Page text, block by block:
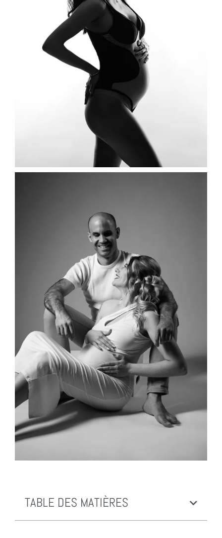
TABLE DES MATIÈRES